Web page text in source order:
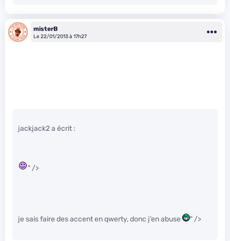
misterB
Le 22/01/2013 à 17h27
jackjack2 a écrit :
" />
je sais faire des accent en qwerty, donc j’en abuse " />